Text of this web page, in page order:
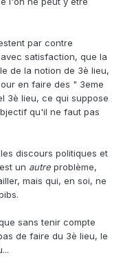
et populaires,
(démarches
et de socialisation.
les classes
par contre
satisfaction, que la
de la notion de 3è lieu,
en faire des " 3eme
3è lieu, ce qui suppose
qu'il ne faut pas
discours politiques et
un autre problème,
mais qui, en soi, ne
sans tenir compte
de faire du 3è lieu, le